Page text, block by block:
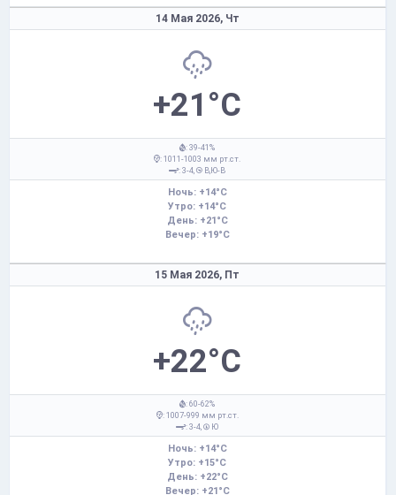
14 Мая 2026, Чт
+21°C
: 39-41%
: 1011-1003 мм рт.ст.
: 3-4,
В,Ю-В
Ночь: +14°C
Утро: +14°C
День: +21°C
Вечер: +19°C
15 Мая 2026, Пт
+22°C
: 60-62%
: 1007-999 мм рт.ст.
: 3-4,
Ю
Ночь: +14°C
Утро: +15°C
День: +22°C
Вечер: +21°C